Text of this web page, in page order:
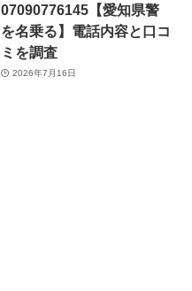
07090776145【愛知県警
を名乗る】電話内容と口コ
ミを調査
2026年7月16日